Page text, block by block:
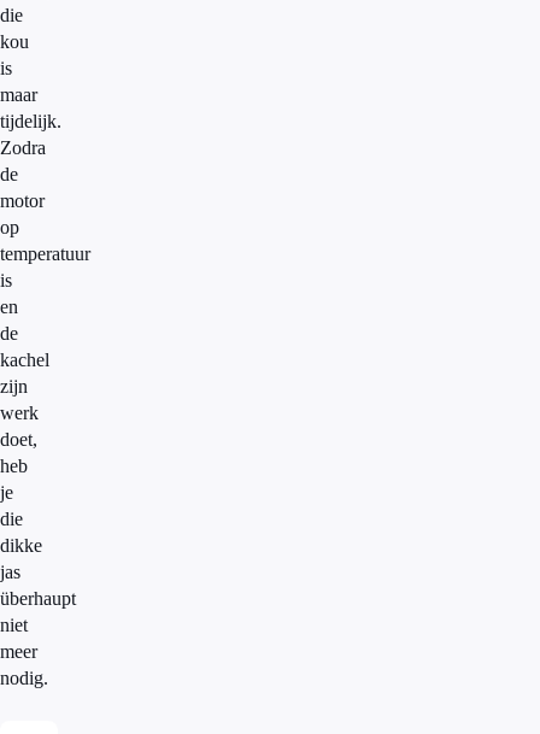
die
kou
is
maar
tijdelijk.
Zodra
de
motor
op
temperatuur
is
en
de
kachel
zijn
werk
doet,
heb
je
die
dikke
jas
überhaupt
niet
meer
nodig.